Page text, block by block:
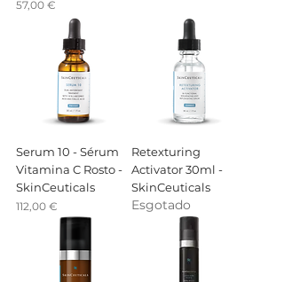
Preço
57,00 €
Serum 10 - Sérum
Vitamina C Rosto -
SkinCeuticals
Preço
112,00 €
Retexturing
Activator 30ml -
SkinCeuticals
Esgotado